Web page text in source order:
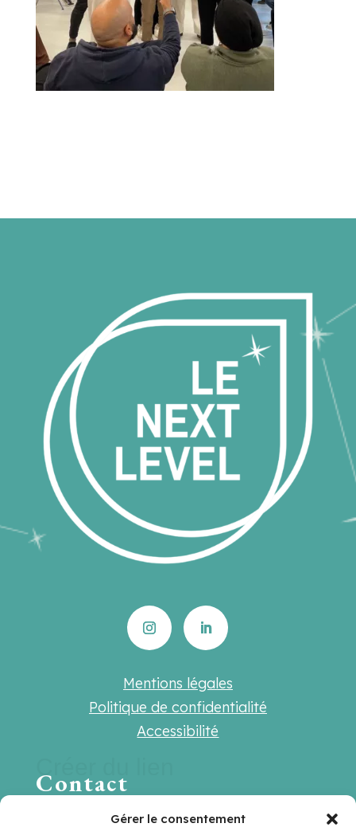
Gérer le consentement
Mentions légales
Politique de confidentialité
Accessibilité
Contact
Une question ? Une suggestion ? Une